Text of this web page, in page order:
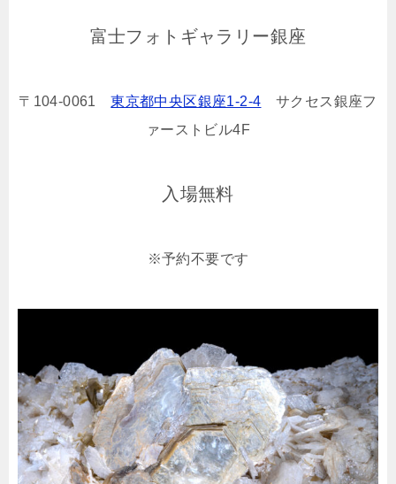
富士フォトギャラリー銀座
〒 104-0061 東京都中央区銀座1-2-4 サクセス銀座フ
ァーストビル4F
入場無料
※予約不要です